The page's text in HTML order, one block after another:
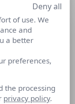
des
senior en
of use. We
and
a better
preferences,
the processing
privacy policy.
Deny all